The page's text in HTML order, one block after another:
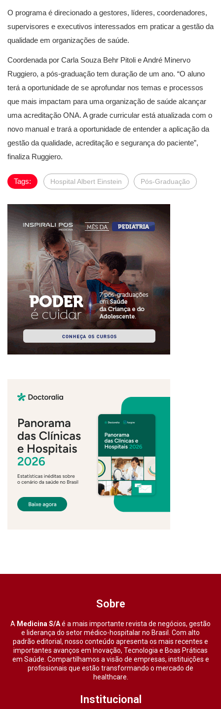
O programa é direcionado a gestores, líderes, coordenadores,
supervisores e executivos interessados em praticar a gestão da
qualidade em organizações de saúde.
Coordenada por Carla Souza Behr Pitoli e André Minervo
Ruggiero, a pós-graduação tem duração de um ano. “O aluno
terá a oportunidade de se aprofundar nos temas e processos
que mais impactam para uma organização de saúde alcançar
uma acreditação ONA. A grade curricular está atualizada com o
novo manual e trará a oportunidade de entender a aplicação da
gestão da qualidade, acreditação e segurança do paciente”,
finaliza Ruggiero.
Tags: Hospital Albert Einstein Pós-Graduação
Sobre
A Medicina S/Aé a mais importante revista de negócios, gestão
e liderança do setor médico-hospitalar no Brasil. Com alto
padrão editorial, nosso conteúdo apresenta os mais recentes e
importantes avanços em Inovação, Tecnologia e Boas Práticas
em Saúde. Compartilhamos a visão de empresas, instituições e
profissionais que estão transformando o mercado de
healthcare.
Institucional